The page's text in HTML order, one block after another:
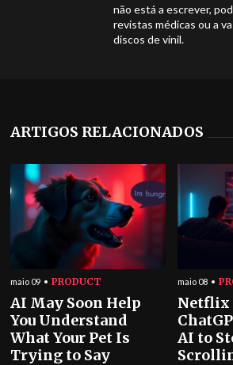
não está a escrever,
revistas médicas ou a
discos de vinil.
ARTIGOS RELACIONADOS
maio 09 PRODUCT
AI May Soon Help
You Understand
What Your Pet Is
Trying to Say
maio 08
Netflix
AI to